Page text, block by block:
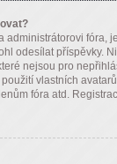
administrátorovi fóra,
odesílat příspěvky.
nejsou pro
vlastních
fóra atd.